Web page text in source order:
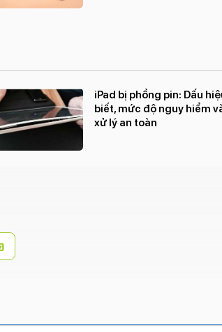
iPad bị phồng pin: Dấu
biết, mức độ nguy hiểm
xử lý an toàn